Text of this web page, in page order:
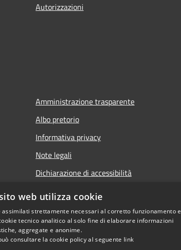
Autorizzazioni
Amministrazione trasparente
Albo pretorio
Informativa privacy
Note legali
Dichiarazione di accessibilità
web utilizza cookie
strettamente necessari al corretto funzionamento e
tecnico analitico al solo fine di elaborare informazioni
aggregate e anonime.
consultare la cookie policy al seguente link